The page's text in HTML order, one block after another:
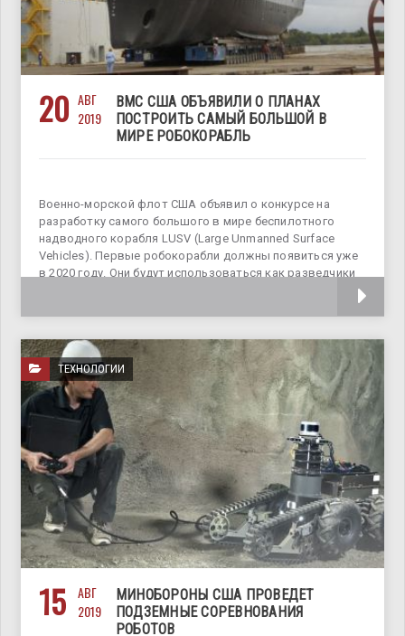
20 АВГ
2019
ВМС США ОБЪЯВИЛИ О ПЛАНАХ
ПОСТРОИТЬ САМЫЙ БОЛЬШОЙ В
МИРЕ РОБОКОРАБЛЬ
Военно-морской флот США объявил о конкурсе на
разработку самого большого в мире беспилотного
надводного корабля LUSV (Large Unmanned Surface
Vehicles). Первые робокорабли должны появиться уже
в 2020 году. Они будут использоваться как разведчики
ТЕХНОЛОГИИ
15
АВГ
2019
МИНОБОРОНЫ США ПРОВЕДЕТ
ПОДЗЕМНЫЕ СОРЕВНОВАНИЯ
РОБОТОВ